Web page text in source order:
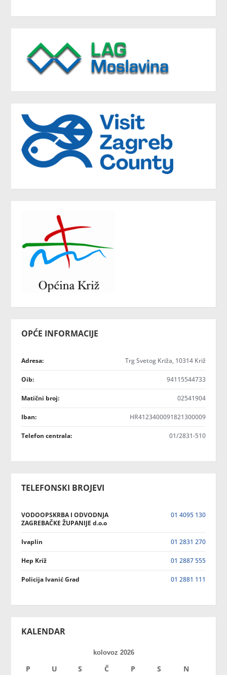
OPĆE INFORMACIJE
Adresa: Trg Svetog Križa, 10314 Križ
Oib: 94115544733
Matični broj: 02541904
Iban: HR4123400091821300009
Telefon centrala: 01/2831-510
TELEFONSKI BROJEVI
VODOOPSKRBA I ODVODNJA
ZAGREBAČKE ŽUPANIJE d.o.o
01 4095 130
Ivaplin 01 2831 270
Hep Križ 01 2887 555
Policija Ivanić Grad 01 2881 111
KALENDAR
kolovoz 2026
P U S Č P S N